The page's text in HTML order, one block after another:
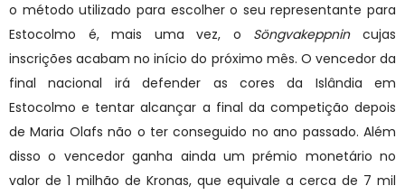
o método utilizado para escolher o seu representante para
Estocolmo é, mais uma vez, o Söngvakeppnincujas
inscrições acabam no início do próximo mês. O vencedor da
final nacional irá defender as cores da Islândia em
Estocolmo e tentar alcançar a final da competição depois
deMaria Olafs não o ter conseguido no ano passado. Além
disso o vencedor ganha ainda um prémio monetário no
valor de 1 milhão de Kronas, que equivale a cerca de 7 mil